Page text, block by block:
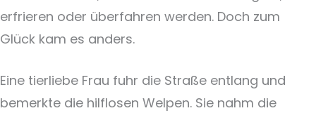
erfrieren oder überfahren werden. Doch zum
Glück kam es anders.
Eine tierliebe Frau fuhr die Straße entlang und
bemerkte die hilflosen Welpen. Sie nahm die